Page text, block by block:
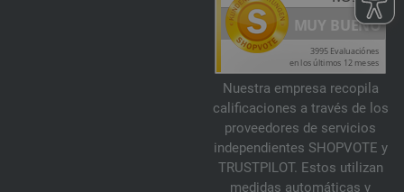
Nuestra empresa recopila
calificaciones a través de los
proveedores de servicios
independientes SHOPVOTE y
TRUSTPILOT. Estos utilizan
medidas automáticas y